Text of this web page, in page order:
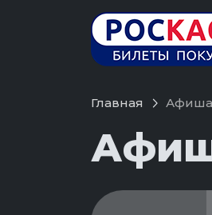
Главная Афиша